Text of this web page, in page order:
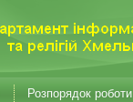
Розпорядок роботи